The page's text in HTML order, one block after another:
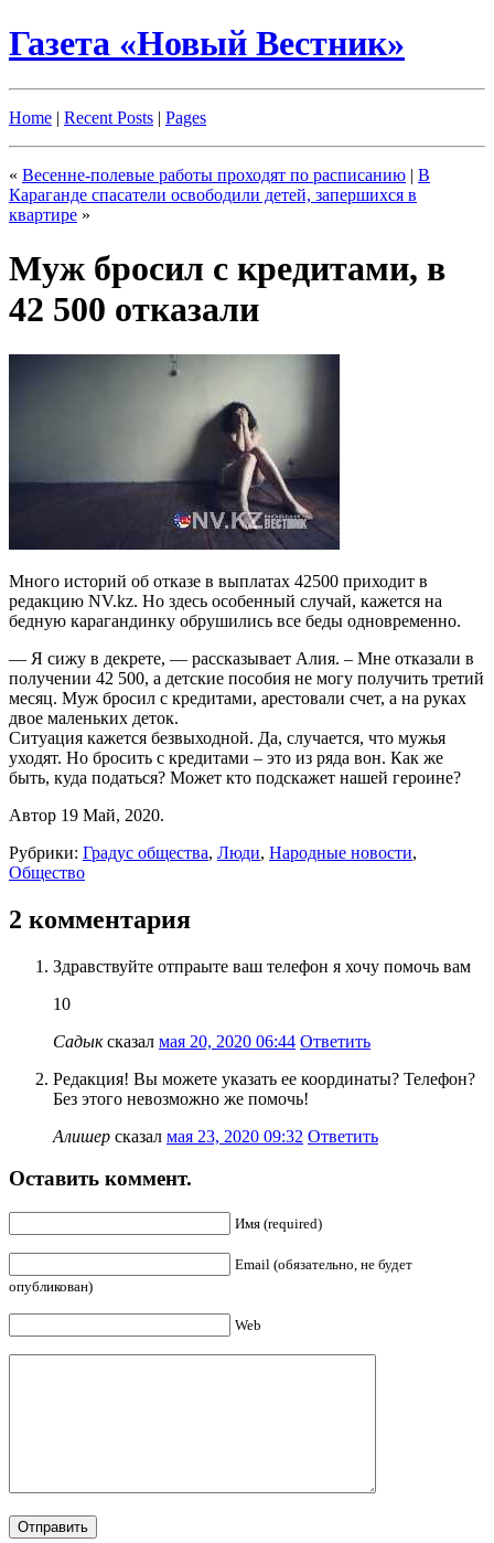
Газета «Новый Вестник»
Home | Recent Posts | Pages
« Весенне-полевые работы проходят по расписанию | В
Караганде спасатели освободили детей, запершихся в
квартире »
Муж бросил с кредитами, в
42 500 отказали
Много историй об отказе в выплатах 42500 приходит в
редакцию NV.kz. Но здесь особенный случай, кажется на
бедную карагандинку обрушились все беды одновременно.
— Я сижу в декрете, — рассказывает Алия. – Мне отказали в
получении 42 500, а детские пособия не могу получить третий
месяц. Муж бросил с кредитами, арестовали счет, а на руках
двое маленьких деток.
Ситуация кажется безвыходной. Да, случается, что мужья
уходят. Но бросить с кредитами – это из ряда вон. Как же
быть, куда податься? Может кто подскажет нашей героине?
Автор 19 Май, 2020.
Рубрики: Градус общества, Люди, Народные новости,
Общество
2 комментария
Здравствуйте отпраыте ваш телефон я хочу помочь вам
10
Садыксказал мая 20, 2020 06:44 Ответить
Редакция! Вы можете указать ее координаты? Телефон?
Без этого невозможно же помочь!
Алишер сказал мая 23, 2020 09:32 Ответить
Оставить коммент.
Имя (required)
Email (обязательно, не будет
опубликован)
Web